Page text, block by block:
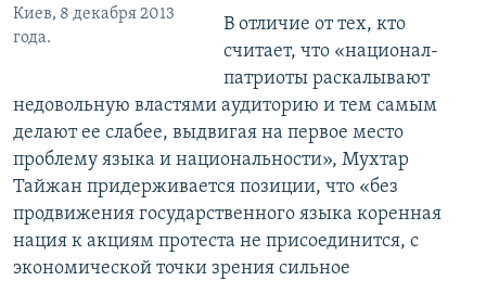
Киев, 8 декабря 2013
года.
В отличие от тех, кто
считает, что «национал-
патриоты раскалывают
недовольную властями аудиторию и тем самым
делают ее слабее, выдвигая на первое место
проблему языка и национальности», Мухтар
Тайжан придерживается позиции, что «без
продвижения государственного языка коренная
нация к акциям протеста не присоединится, с
экономической точки зрения сильное